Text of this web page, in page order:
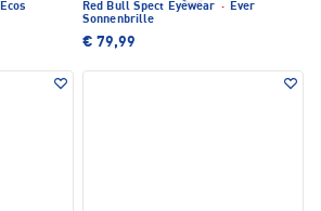
Ecos
Red Bull Spect Eyewear · Ever
Sonnenbrille
€ 79,99